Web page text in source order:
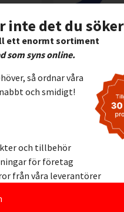
GUL,
Vinyl Brady
57mm
3.195,00 Exkl.
Lägg I
Offertförfrågan
inte det du
ett enormt sortiment
som syns online.
så ordnar våra
och smidigt!
och tillbehör
för företag
från våra leverantörer